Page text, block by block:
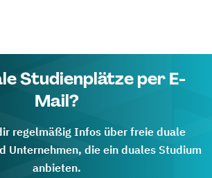
Studienplätze per E-
Mail?
regelmäßig Infos über freie duale
Unternehmen, die ein duales Studium
anbieten.